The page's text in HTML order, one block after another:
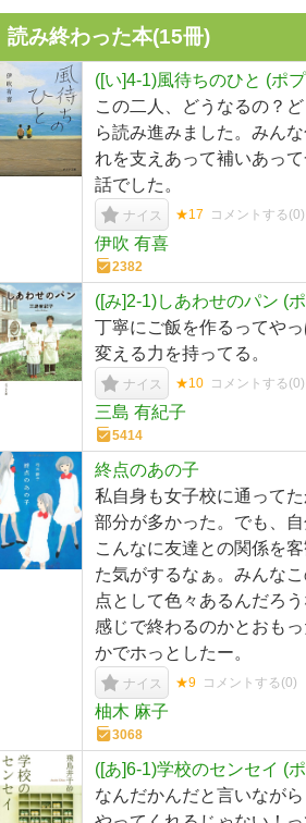
読み終わった本(15冊)
([い]4-1)風待ちのひと (ポ
この二人、どうなるの？
ら読み進みました。みん
れを支えあって補いあっ
話でした。
ナイス ★17 コメントする(0)
伊吹 有喜
2382
([み]2-1)しあわせのパン (
丁寧にご飯を作るってや
変える力を持ってる。
ナイス ★10 コメントする(0)
三島 有紀子
5414
終点のあの子
私自身も女子校に通って
部分が多かった。でも、自
こんなに友達との関係を
た気がするなぁ。みんな
点として色々あるんだろ
感じで終わるのかとおも
かでホっとしたー。
ナイス ★9 コメントする(0)
柚木 麻子
3068
([あ]6-1)学校のセンセイ (
なんだかんだと言いなが